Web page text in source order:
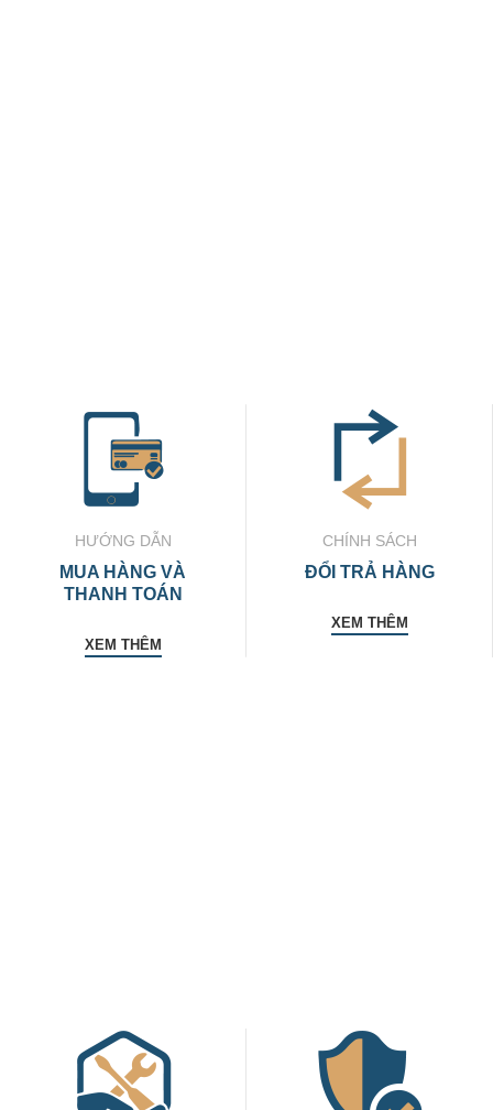
HƯỚNG DẪN
MUA HÀNG VÀ
THANH TOÁN
XEM THÊM
CHÍNH SÁCH
ĐỔI TRẢ HÀNG
XEM THÊM